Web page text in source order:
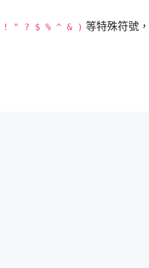
! " ? $ % ^ & ) 等特殊符號